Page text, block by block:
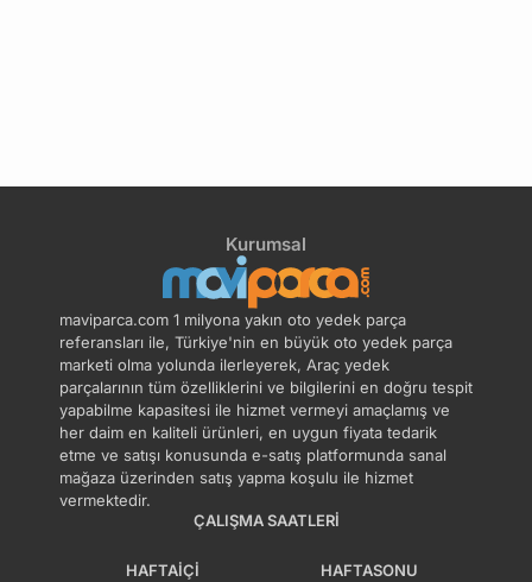
Kurumsal
maviparca.com 1 milyona yakın oto yedek parça
referansları ile, Türkiye'nin en büyük oto yedek parça
marketi olma yolunda ilerleyerek, Araç yedek
parçalarının tüm özelliklerini ve bilgilerini en doğru tespit
yapabilme kapasitesi ile hizmet vermeyi amaçlamış ve
her daim en kaliteli ürünleri, en uygun fiyata tedarik
etme ve satışı konusunda e-satış platformunda sanal
mağaza üzerinden satış yapma koşulu ile hizmet
vermektedir.
ÇALIŞMA SAATLERI
HAFTAIÇI
HAFTASONU